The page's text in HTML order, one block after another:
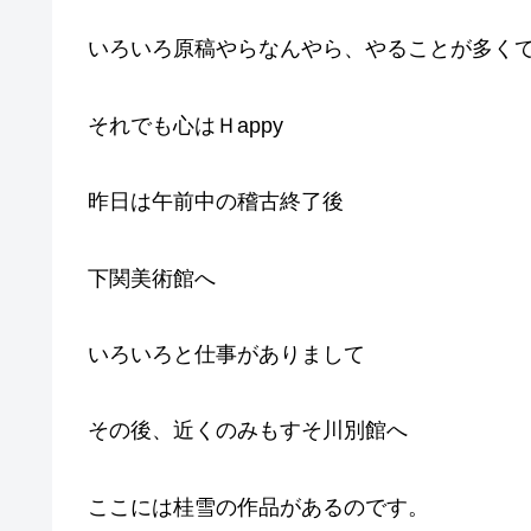
いろいろ原稿やらなんやら、やることが多く
それでも心はＨappy
昨日は午前中の稽古終了後
下関美術館へ
いろいろと仕事がありまして
その後、近くのみもすそ川別館へ
ここには桂雪の作品があるのです。